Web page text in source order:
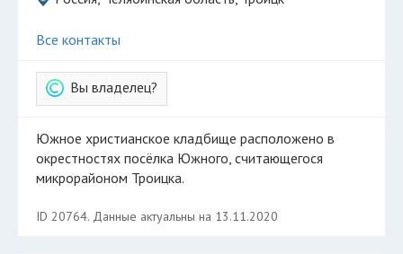
Все контакты
Вы владелец?
Южное христианское кладбище расположено в
окрестностях посёлка Южного, считающегося
микрорайоном Троицка.
ID 20764. Данные актуальны на 13.11.2020